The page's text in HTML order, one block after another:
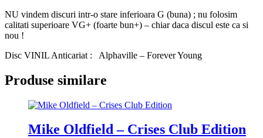
NU vindem discuri intr-o stare inferioara G (buna) ; nu folosim
calitati superioare VG+ (foarte bun+) – chiar daca discul este ca si
nou !
Disc VINIL Anticariat : Alphaville – Forever Young
Produse similare
Mike Oldfield – Crises Club Edition